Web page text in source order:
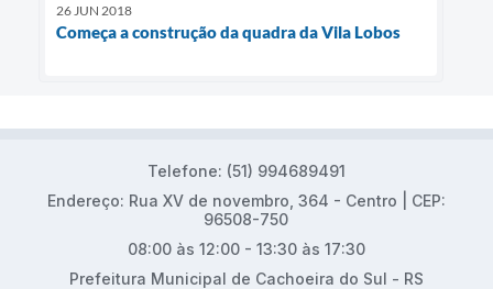
26 JUN 2018
Começa a construção da quadra da Vila Lobos
Telefone: (51) 994689491
Endereço: Rua XV de novembro, 364 - Centro | CEP:
96508-750
08:00 às 12:00 - 13:30 às 17:30
Prefeitura Municipal de Cachoeira do Sul - RS